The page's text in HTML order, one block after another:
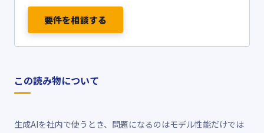
要件を相談する
この読み物について
生成AIを社内で使うとき、問題になるのはモデル性能だけでは